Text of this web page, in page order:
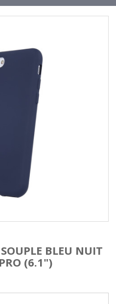
BLEU NUIT
(6.1")